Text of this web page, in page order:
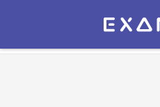
Экзамер — ЕГЭ 2027